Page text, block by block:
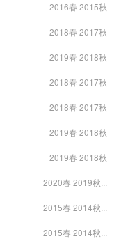
2016春 2015秋
2018春 2017秋
2019春 2018秋
2018春 2017秋
2018春 2017秋
2019春 2018秋
2019春 2018秋
2020春 2019秋...
2015春 2014秋...
2015春 2014秋...